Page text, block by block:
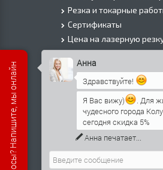
Резка и токарные
Сертификаты
Цена на лазерную
Цена на плазменую
Цена на резку газом
О Компании
Информация о доставке
Политика безопасности
Контакты
Прайс лист на черный
в Москве
Есть вопросы? Напишите, мы онлайн Анна
Здравствуйте!
Я Вас вижу)
. Для
чудесного города
сегодня скидка 5%
Анна печатает...